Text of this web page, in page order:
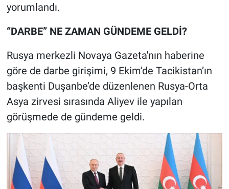
yorumlandı.
“DARBE” NE ZAMAN GÜNDEME GELDİ?
Rusya merkezli Novaya Gazeta'nın haberine
göre de darbe girişimi, 9 Ekim’de Tacikistan’ın
başkenti Duşanbe’de düzenlenen Rusya-Orta
Asya zirvesi sırasında Aliyev ile yapılan
görüşmede de gündeme geldi.